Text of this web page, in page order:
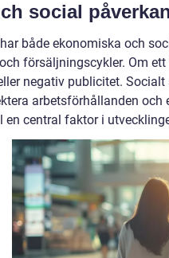
social
både ekonomiska och
försäljningscykler. Om
negativ publicitet.
arbetsförhållanden
en central faktor i